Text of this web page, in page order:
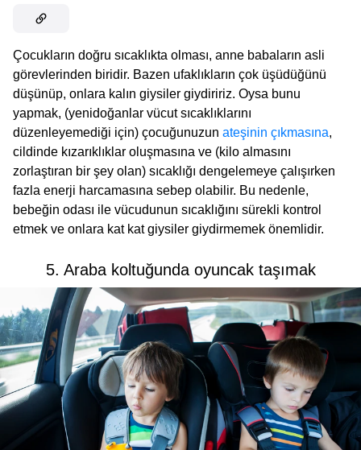
Çocukların doğru sıcaklıkta olması, anne babaların asli
görevlerinden biridir. Bazen ufaklıkların çok üşüdüğünü
düşünüp, onlara kalın giysiler giydiririz. Oysa bunu
yapmak, (yenidoğanlar vücut sıcaklıklarını
düzenleyemediği için) çocuğunuzun ateşinin çıkmasına,
cildinde kızarıklıklar oluşmasına ve (kilo almasını
zorlaştıran bir şey olan) sıcaklığı dengelemeye çalışırken
fazla enerji harcamasına sebep olabilir. Bu nedenle,
bebeğin odası ile vücudunun sıcaklığını sürekli kontrol
etmek ve onlara kat kat giysiler giydirmemek önemlidir.
5. Araba koltuğunda oyuncak taşımak